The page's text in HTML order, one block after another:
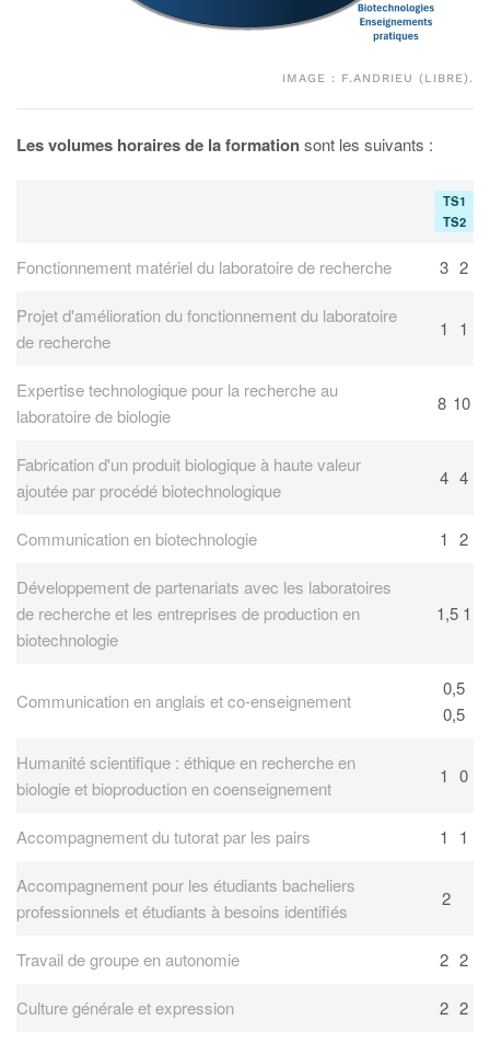
IMAGE : F.ANDRIEU (LIBRE).
Les volumes horaires de la formationsont les suivants :
TS1
TS2
Fonctionnement matériel du laboratoire de recherche 3 2
Projet d'amélioration du fonctionnement du laboratoire
de recherche
1 1
Expertise technologique pour la recherche au
laboratoire de biologie
8 10
Fabrication d'un produit biologique à haute valeur
ajoutée par procédé biotechnologique
4 4
Communication en biotechnologie 1 2
Développement de partenariats avec les laboratoires
de recherche et les entreprises de production en
biotechnologie
1,5 1
Communication en anglais et co-enseignement
0,5
0,5
Humanité scientifique : éthique en recherche en
biologie et bioproduction en coenseignement
1 0
Accompagnement du tutorat par les pairs 1 1
Accompagnement pour les étudiants bacheliers
professionnels et étudiants à besoins identifiés
2
Travail de groupe en autonomie 2 2
Culture générale et expression 2 2